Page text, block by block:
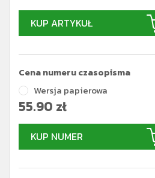
KUP ARTYKUŁ
Cena numeru czasopisma
Wersja papierowa
55.90 zł
KUP NUMER